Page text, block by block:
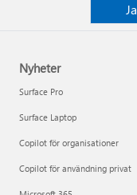
Ja
Nyheter
Surface Pro
Surface Laptop
Copilot för organisationer
Copilot för användning privat